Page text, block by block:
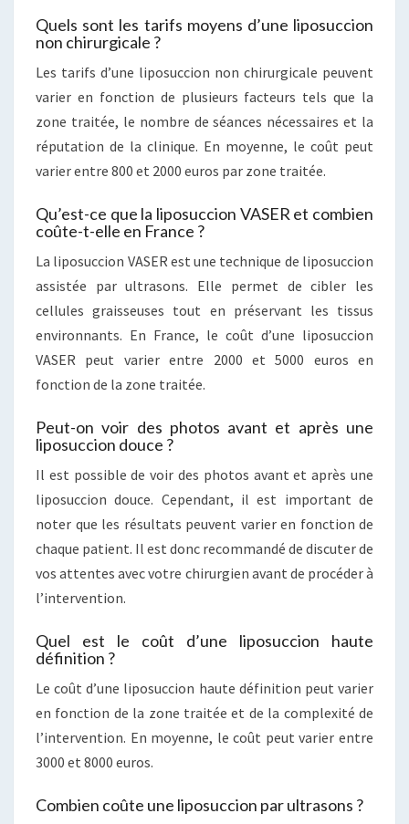
Quels sont les tarifs moyens d’une liposuccion
non chirurgicale ?
Les tarifs d’une liposuccion non chirurgicale peuvent
varier en fonction de plusieurs facteurs tels que la
zone traitée, le nombre de séances nécessaires et la
réputation de la clinique. En moyenne, le coût peut
varier entre 800 et 2000 euros par zone traitée.
Qu’est-ce que la liposuccion VASER et combien
coûte-t-elle en France ?
La liposuccion VASER est une technique de liposuccion
assistée par ultrasons. Elle permet de cibler les
cellules graisseuses tout en préservant les tissus
environnants. En France, le coût d’une liposuccion
VASER peut varier entre 2000 et 5000 euros en
fonction de la zone traitée.
Peut-on voir des photos avant et après une
liposuccion douce ?
Il est possible de voir des photos avant et après une
liposuccion douce. Cependant, il est important de
noter que les résultats peuvent varier en fonction de
chaque patient. Il est donc recommandé de discuter de
vos attentes avec votre chirurgien avant de procéder à
l’intervention.
Quel est le coût d’une liposuccion haute
définition ?
Le coût d’une liposuccion haute définition peut varier
en fonction de la zone traitée et de la complexité de
l’intervention. En moyenne, le coût peut varier entre
3000 et 8000 euros.
Combien coûte une liposuccion par ultrasons ?